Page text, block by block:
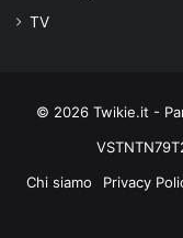
TV
© 2026 Twikie.it -
Chi siamo
Privacy